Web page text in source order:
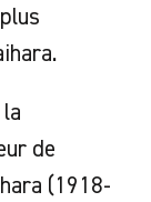
de
(1918-